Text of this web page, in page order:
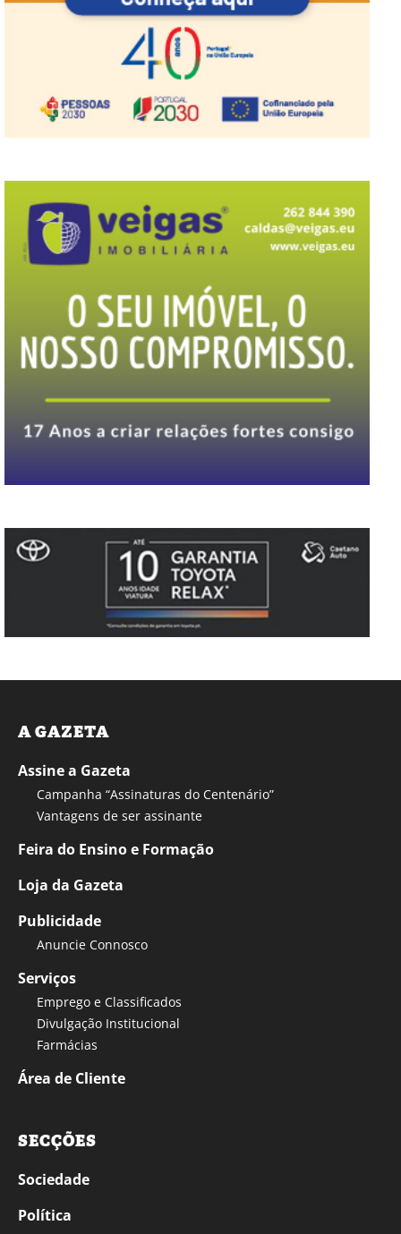
A GAZETA
Assine a Gazeta
Campanha “Assinaturas do Centenário”
Vantagens de ser assinante
Feira do Ensino e Formação
Loja da Gazeta
Publicidade
Anuncie Connosco
Serviços
Emprego e Classificados
Divulgação Institucional
Farmácias
Área de Cliente
SECÇÕES
Sociedade
Política